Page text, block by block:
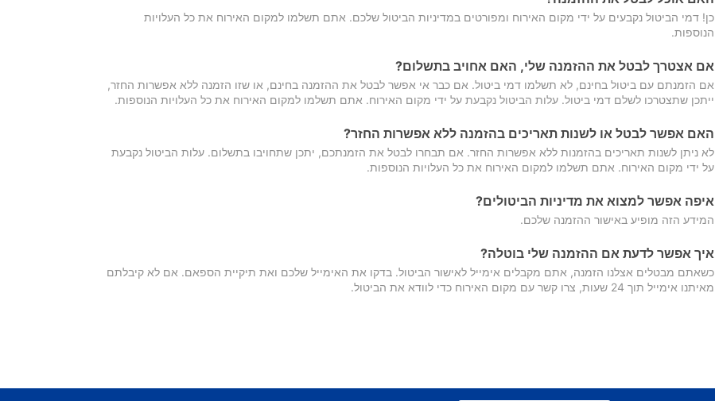
כן! דמי הביטול נקבעים על ידי מקום האירוח ומפורטים במדיניות הביטול שלכם. אתם תשלמו למקום האירוח את כל העלויות
הנוספות.
אם אצטרך לבטל את ההזמנה שלי, האם אחויב בתשלום?
אם הזמנתם עם ביטול בחינם, לא תשלמו דמי ביטול. אם כבר אי אפשר לבטל את ההזמנה בחינם, או שזו הזמנה ללא אפשרות החזר,
ייתכן שתצטרכו לשלם דמי ביטול. עלות הביטול נקבעת על ידי מקום האירוח. אתם תשלמו למקום האירוח את כל העלויות הנוספות.
האם אפשר לבטל או לשנות תאריכים בהזמנה ללא אפשרות החזר?
לא ניתן לשנות תאריכים בהזמנות ללא אפשרות החזר. אם תבחרו לבטל את הזמנתכם, יתכן שתחויבו בתשלום. עלות הביטול נקבעת
על ידי מקום האירוח. אתם תשלמו למקום האירוח את כל העלויות הנוספות.
איפה אפשר למצוא את מדיניות הביטולים?
המידע הזה מופיע באישור ההזמנה שלכם.
איך אפשר לדעת אם ההזמנה שלי בוטלה?
כשאתם מבטלים אצלנו הזמנה, אתם מקבלים אימייל לאישור הביטול. בדקו את האימייל שלכם ואת תיקיית הספאם. אם לא קיבלתם
מאיתנו אימייל תוך 24 שעות, צרו קשר עם מקום האירוח כדי לוודא את הביטול.